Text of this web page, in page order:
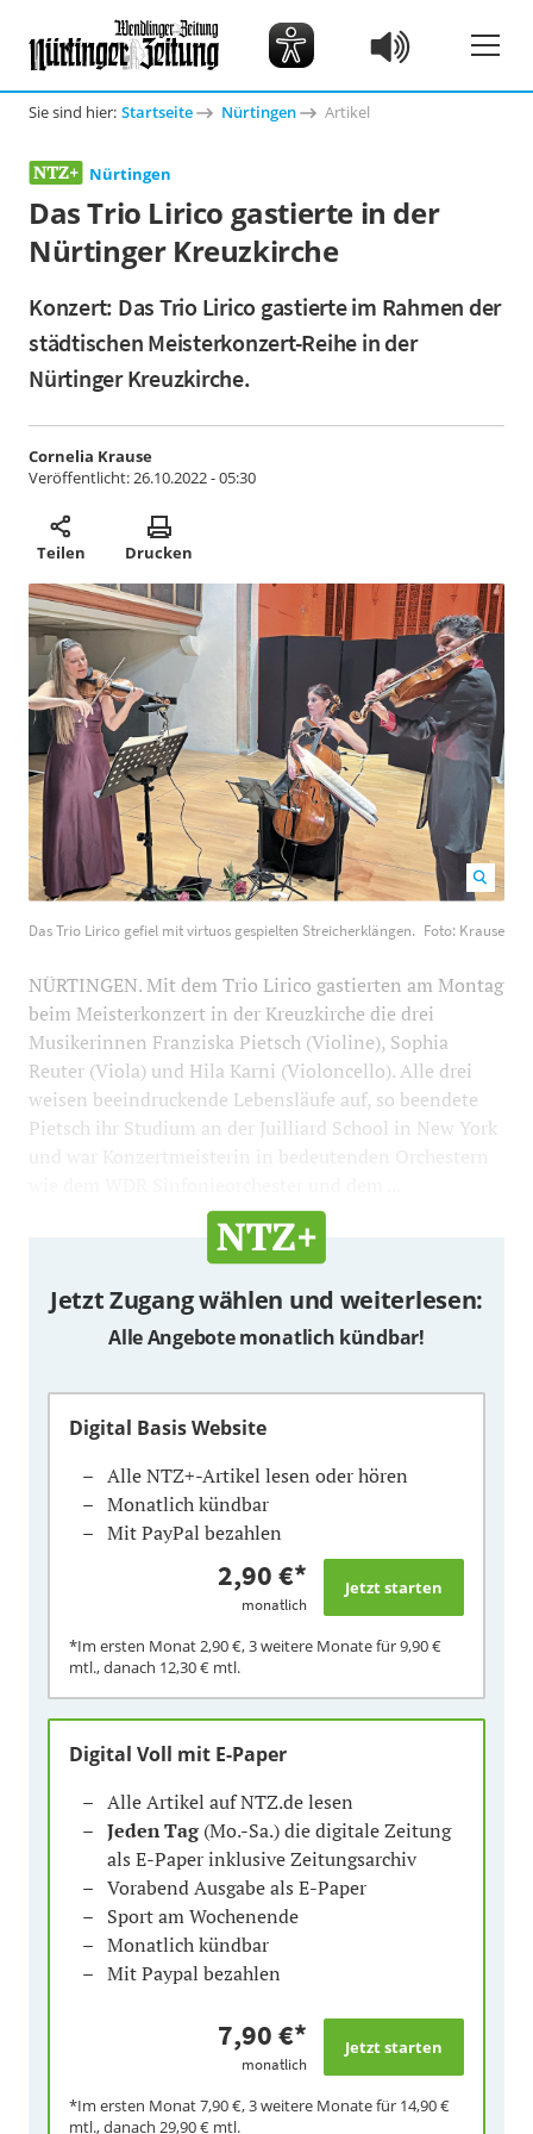
Sie sind hier: Startseite Nürtingen Artikel
Nürtingen
Das Trio Lirico gastierte in der
Nürtinger Kreuzkirche
Konzert: Das Trio Lirico gastierte im Rahmen der
städtischen Meisterkonzert-Reihe in der
Nürtinger Kreuzkirche.
Cornelia Krause
Veröffentlicht:26.10.2022 - 05:30
Teilen Drucken
Streicherklängen. Foto: Krause 700581
Das Trio Lirico gefiel mit virtuos gespielten Streicherklängen. Foto: Krause
NÜRTINGEN. Mit dem Trio Lirico gastierten am Montag
beim Meisterkonzert in der Kreuzkirche die drei
Musikerinnen Franziska Pietsch (Violine), Sophia
Reuter (Viola) und Hila Karni (Violoncello). Alle drei
weisen beeindruckende Lebensläufe auf, so beendete
Pietsch ihr Studium an der Juilliard School in New York
und war Konzertmeisterin in bedeutenden Orchestern
Jetzt Zugang wählen und weiterlesen:
Alle Angebote monatlich kündbar!
Digital Basis Website
Alle NTZ+-Artikel lesen oder hören
Monatlich kündbar
Mit PayPal bezahlen
2,90 €*
monatlich
*Im ersten Monat2,90 €, 3 weitere Monate für9,90 €
mtl., danach 12,30 € mtl.
Digital Voll mit E-Paper
Alle Artikel auf NTZ.de lesen
Jeden Tag(Mo.-Sa.) die digitale Zeitung
als E-Paper inklusive Zeitungsarchiv
Vorabend Ausgabe als E-Paper
Sport am Wochenende
Monatlich kündbar
Mit Paypal bezahlen
7,90 €*
monatlich
*Im ersten Monat7,90 €, 3 weitere Monate für 14,90 €
mtl., danach 29,90 € mtl.